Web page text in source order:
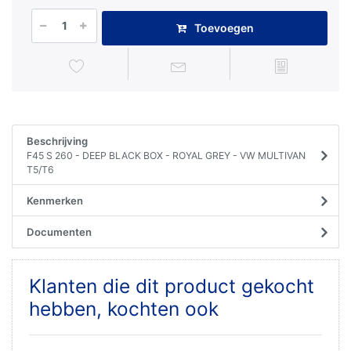
Toevoegen
Beschrijving
F45 S 260 - DEEP BLACK BOX - ROYAL GREY - VW MULTIVAN
T5/T6
Kenmerken
Documenten
Klanten die dit product gekocht
hebben, kochten ook